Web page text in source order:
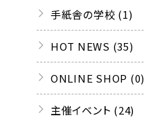
手紙舎の学校 (1)
HOT NEWS (35)
ONLINE SHOP (0)
主催イベント (24)